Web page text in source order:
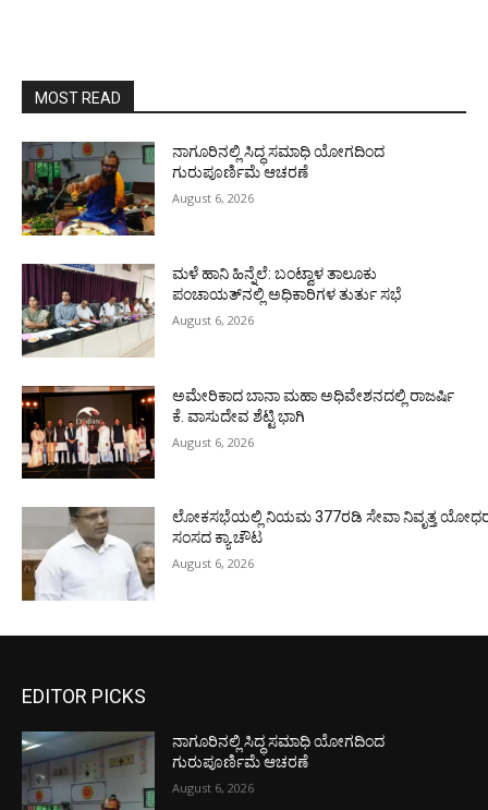
MOST READ
ನಾಗೂರಿನಲ್ಲಿ ಸಿದ್ಧ ಸಮಾಧಿ ಯೋಗದಿಂದ
ಗುರುಪೂರ್ಣಿಮೆ ಆಚರಣೆ
August 6, 2026
ಮಳೆ ಹಾನಿ ಹಿನ್ನೆಲೆ: ಬಂಟ್ವಾಳ ತಾಲೂಕು
ಪಂಚಾಯತ್‌ನಲ್ಲಿ ಅಧಿಕಾರಿಗಳ ತುರ್ತು ಸಭೆ
August 6, 2026
ಅಮೇರಿಕಾದ ಬಾನಾ ಮಹಾ ಅಧಿವೇಶನದಲ್ಲಿ ರಾಜರ್ಷಿ
ಕೆ. ವಾಸುದೇವ ಶೆಟ್ಟಿ ಭಾಗಿ
August 6, 2026
ಲೋಕಸಭೆಯಲ್ಲಿ ನಿಯಮ 377ರಡಿ ಸೇವಾ ನಿವೃತ್ತ
ಸಂಸದ ಕ್ಯಾ.ಚೌಟ
August 6, 2026
EDITOR PICKS
ನಾಗೂರಿನಲ್ಲಿ ಸಿದ್ಧ ಸಮಾಧಿ ಯೋಗದಿಂದ
ಗುರುಪೂರ್ಣಿಮೆ ಆಚರಣೆ
August 6, 2026